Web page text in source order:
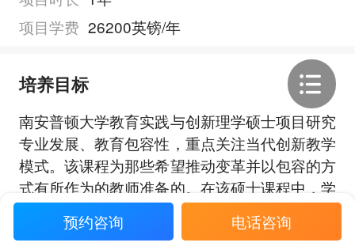
项目学费 26200英镑/年
培养目标
南安普顿大学教育实践与创新理学硕士项目研究
专业发展、教育包容性，重点关注当代创新教学
模式。该课程为那些希望推动变革并以包容的方
式有所作为的教师准备的。在该硕士课程中，学
生将学习如何应对不同类型学习者的教学需求，
让所有学生都有平等的机会充分发挥自己的潜
预约咨询 电话咨询